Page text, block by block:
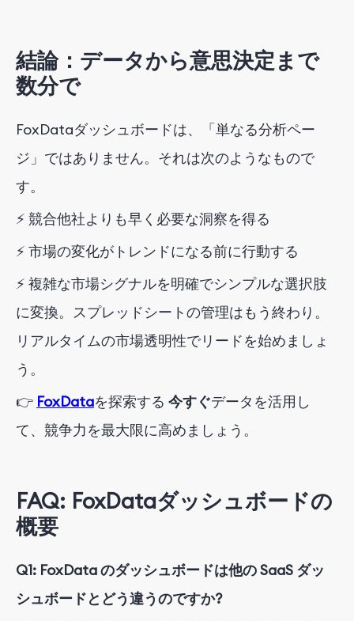
結論：データから意思決定まで
数分で
FoxDataダッシュボードは、「単なる分析ペー
ジ」ではありません。それは次のようなもので
す。
⚡ 競合他社よりも早く必要な洞察を得る
⚡ 市場の変化がトレンドになる前に行動する
⚡ 複雑な市場シグナルを明確でシンプルな選択肢
に変換。スプレッドシートの管理はもう終わり。
リアルタイムの市場透明性でリードを始めましょ
う。
👉 FoxDataを探索する 今すぐデータを活用し
て、競争力を最大限に高めましょう。
FAQ: FoxDataダッシュボードの
概要
Q1: FoxData のダッシュボードは他の SaaS ダッ
シュボードとどう違うのですか?